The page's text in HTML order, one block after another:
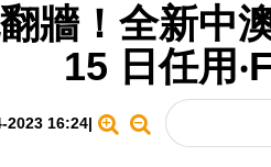
牆！全新中
15 日任用
2023 16:24|